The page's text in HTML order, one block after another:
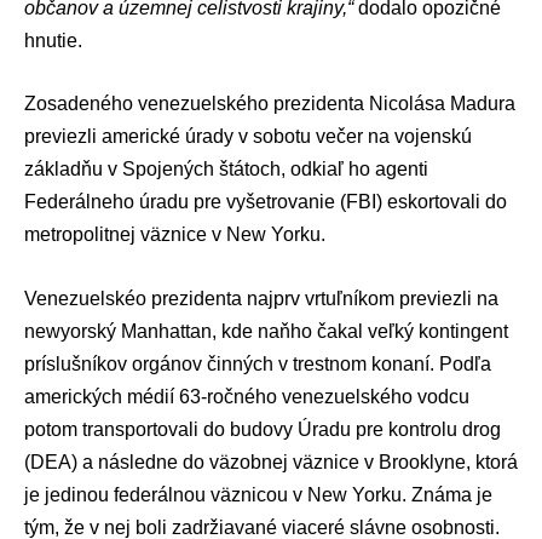
občanov a územnej celistvosti krajiny,“dodalo opozičné
hnutie.
Zosadeného venezuelského prezidenta Nicolása Madura
previezli americké úrady v sobotu večer na vojenskú
základňu v Spojených štátoch, odkiaľ ho agenti
Federálneho úradu pre vyšetrovanie (FBI) eskortovali do
metropolitnej väznice v New Yorku.
Venezuelskéo prezidenta najprv vrtuľníkom previezli na
newyorský Manhattan, kde naňho čakal veľký kontingent
príslušníkov orgánov činných v trestnom konaní. Podľa
amerických médií 63-ročného venezuelského vodcu
potom transportovali do budovy Úradu pre kontrolu drog
(DEA) a následne do väzobnej väznice v Brooklyne, ktorá
je jedinou federálnou väznicou v New Yorku. Známa je
tým, že v nej boli zadržiavané viaceré slávne osobnosti.